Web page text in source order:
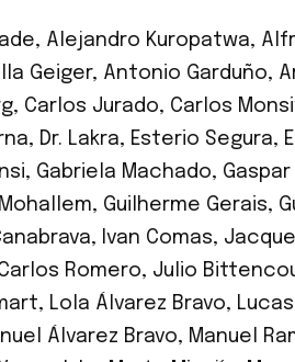
, Alejandro Kuropatwa,
Geiger, Antonio Garduño,
, Carlos Jurado, Carlos
, Dr. Lakra, Esterio Segura,
, Gabriela Machado,
, Guilherme Gerais,
, Ivan Comas,
Romero, Julio
, Lola Álvarez Bravo,
Álvarez Bravo, Manuel